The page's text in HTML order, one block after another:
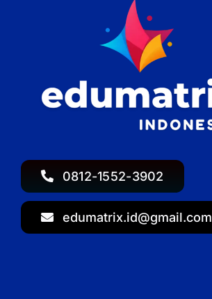
0812-1552-3902
edumatrix.id@gmail.com